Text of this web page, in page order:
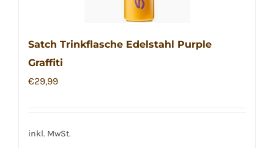
Satch Trinkflasche Edelstahl Purple
Graffiti
€29,99
inkl. MwSt.